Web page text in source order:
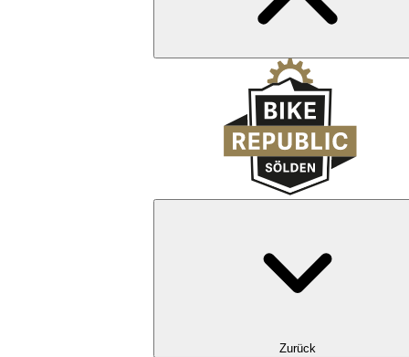
Zurück